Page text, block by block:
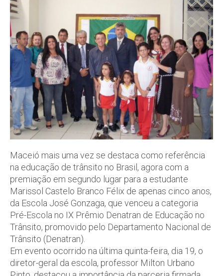
Maceió mais uma vez se destaca como referência
na educação de trânsito no Brasil, agora com a
premiação em segundo lugar para a estudante
Marissol Castelo Branco Félix de apenas cinco anos,
da Escola José Gonzaga, que venceu a categoria
Pré-Escola no IX Prêmio Denatran de Educação no
Trânsito, promovido pelo Departamento Nacional de
Trânsito (Denatran).
Em evento ocorrido na última quinta-feira, dia 19, o
diretor-geral da escola, professor Milton Urbano